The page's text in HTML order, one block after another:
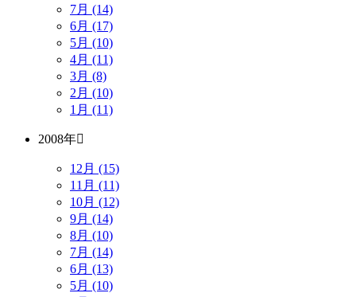
7月 (14)
6月 (17)
5月 (10)
4月 (11)
3月 (8)
2月 (10)
1月 (11)
2008年
12月 (15)
11月 (11)
10月 (12)
9月 (14)
8月 (10)
7月 (14)
6月 (13)
5月 (10)